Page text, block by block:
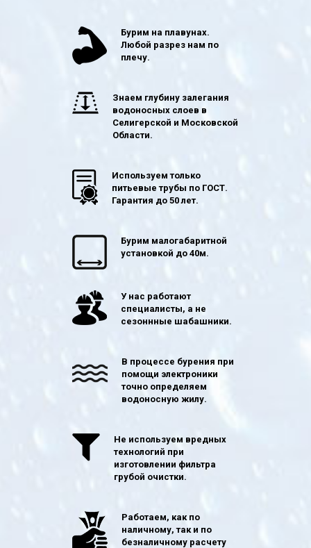
Бурим на плавунах.
Любой разрез нам по
плечу.
Знаем глубину залегания
водоносных слоев в
Селигерской и Московской
Области.
Используем только
питьевые трубы по ГОСТ.
Гарантия до 50 лет.
Бурим малогабаритной
установкой до 40м.
У нас работают
специалисты, а не
сезоннные шабашники.
В процессе бурения при
помощи электроники
точно определяем
водоносную жилу.
Не используем вредных
технологий при
изготовлении фильтра
грубой очистки.
Работаем, как по
наличному, так и по
безналичному расчету